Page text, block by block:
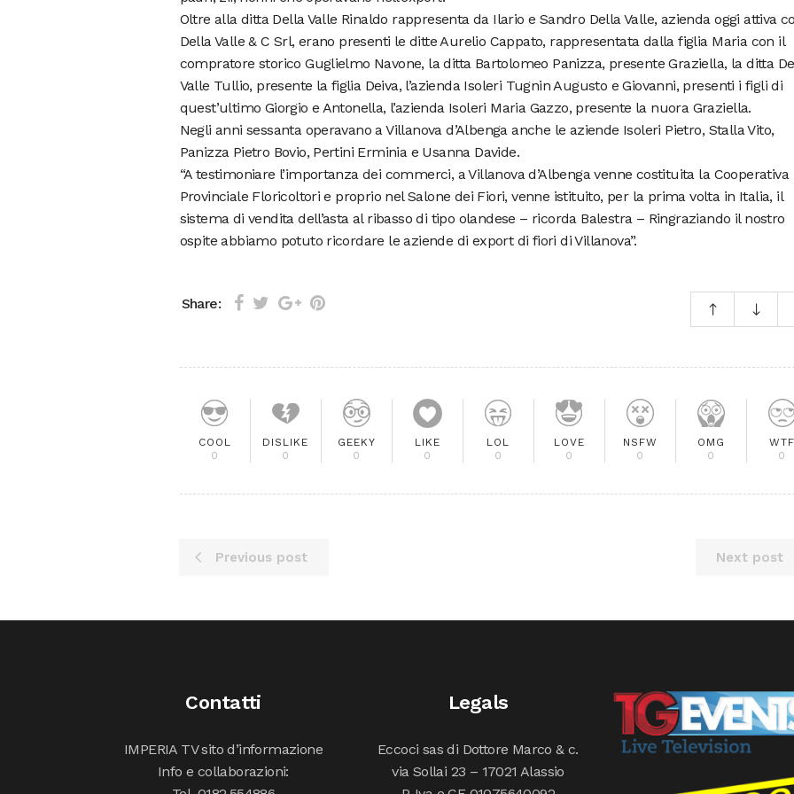
Oltre alla ditta Della Valle Rinaldo rappresenta da Ilario e Sandro Della Valle, azienda oggi attiva
Della Valle & C Srl, erano presenti le ditte Aurelio Cappato, rappresentata dalla figlia Maria con il
compratore storico Guglielmo Navone, la ditta Bartolomeo Panizza, presente Graziella, la ditta
Valle Tullio, presente la figlia Deiva, l’azienda Isoleri Tugnin Augusto e Giovanni, presenti i figli di
quest’ultimo Giorgio e Antonella, l’azienda Isoleri Maria Gazzo, presente la nuora Graziella.
Negli anni sessanta operavano a Villanova d’Albenga anche le aziende Isoleri Pietro, Stalla Vito,
Panizza Pietro Bovio, Pertini Erminia e Usanna Davide.
“A testimoniare l’importanza dei commerci, a Villanova d’Albenga venne costituita la Cooperativa
Provinciale Floricoltori e proprio nel Salone dei Fiori, venne istituito, per la prima volta in Italia, il
sistema di vendita dell’asta al ribasso di tipo olandese – ricorda Balestra – Ringraziando il nostro
ospite abbiamo potuto ricordare le aziende di export di fiori di Villanova”.
Share:
COOL
0
DISLIKE
0
GEEKY
0
LIKE
0
LOL
0
LOVE
0
NSFW
0
OMG
0
WTF
0
Previous post Next post
Contatti
IMPERIA TV sito d’informazione
Info e collaborazioni:
Legals
Eccoci sas di Dottore Marco & c.
via Sollai 23 – 17021 Alassio